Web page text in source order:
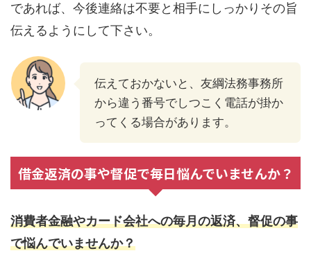
であれば、今後連絡は不要と相手にしっかりその旨
伝えるようにして下さい。
伝えておかないと、友綱法務事務所
から違う番号でしつこく電話が掛か
ってくる場合があります。
借金返済の事や督促で毎日悩んでいませんか？
消費者金融やカード会社への毎月の返済、督促の事
で悩んでいませんか？